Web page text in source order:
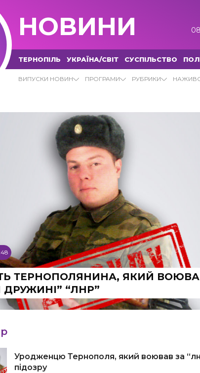
НОВИНИ
ТЕРНОПІЛЬ УКРАЇНА/СВІТ СУСПІЛЬСТВО
ВИПУСКИ НОВИН ПРОГРАМИ РУБРИКИ
НОВИНИ
ТЕРНОПОЛЯНИНА, ЯКИЙ
“ЛНР”
Уродженцю Тернополя, який воював за
підозру